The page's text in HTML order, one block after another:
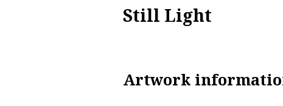
Still Light
Artwork